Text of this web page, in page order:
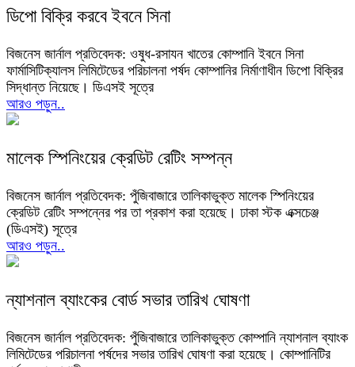
ডিপো বিক্রি করবে ইবনে সিনা
বিজনেস জার্নাল প্রতিবেদক: ওষুধ-রসাযন খাতের কোম্পানি ইবনে সিনা
ফার্মাসিটিক্যালস লিমিটেডের পরিচালনা পর্ষদ কোম্পানির নির্মাণাধীন ডিপো বিক্রির
সিদ্ধান্ত নিয়েছে। ডিএসই সূত্রে
আরও পড়ুন..
মালেক স্পিনিংয়ের ক্রেডিট রেটিং সম্পন্ন
বিজনেস জার্নাল প্রতিবেদক: পুঁজিবাজারে তালিকাভুক্ত মালেক স্পিনিংয়ের
ক্রেডিট রেটিং সম্পন্নের পর তা প্রকাশ করা হয়েছে। ঢাকা স্টক এক্সচেঞ্জ
(ডিএসই) সূত্রে
আরও পড়ুন..
ন্যাশনাল ব্যাংকের বোর্ড সভার তারিখ ঘোষণা
বিজনেস জার্নাল প্রতিবেদক: পুঁজিবাজারে তালিকাভুক্ত কোম্পানি ন্যাশনাল ব্যাংক
লিমিটেডের পরিচালনা পর্ষদের সভার তারিখ ঘোষণা করা হয়েছে। কোম্পানিটির